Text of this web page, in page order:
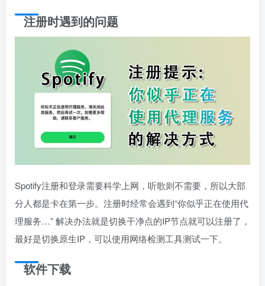
注册时遇到的问题
Spotify注册和登录需要科学上网，听歌则不需要，所以大部
分人都是卡在第一步。注册时经常会遇到“你似乎正在使用代
理服务…” 解决办法就是切换干净点的IP节点就可以注册了，
最好是切换原生IP，可以使用网络检测工具测试一下。
软件下载